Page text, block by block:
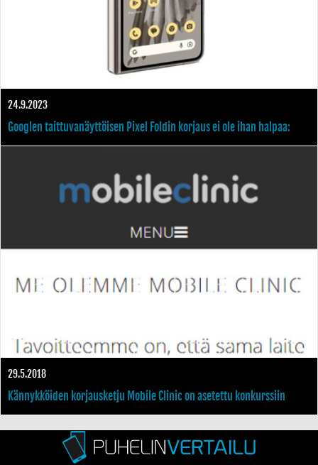
24.9.2023
Googlen taittuvanäyttöisen Pixel Foldin korjaus ei ole ihan halpaa:
pelkkä päänäyttö maksaa 900 euroa, ei sisällä asennusta
29.5.2018
Kännykköiden korjausketju Mobile Clinic on asetettu konkurssiin